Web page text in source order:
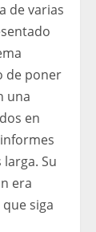
de varias
de poner
una
en
Su
era
siga